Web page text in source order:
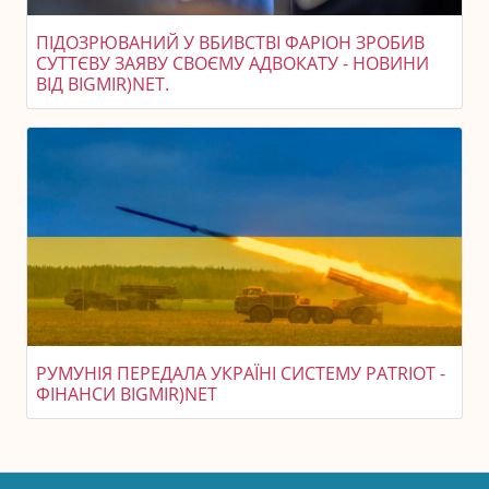
ПІДОЗРЮВАНИЙ У ВБИВСТВІ ФАРІОН ЗРОБИВ
СУТТЄВУ ЗАЯВУ СВОЄМУ АДВОКАТУ - НОВИНИ
ВІД BIGMIR)NET.
РУМУНІЯ ПЕРЕДАЛА УКРАЇНІ СИСТЕМУ PATRIOT -
ФІНАНСИ BIGMIR)NET